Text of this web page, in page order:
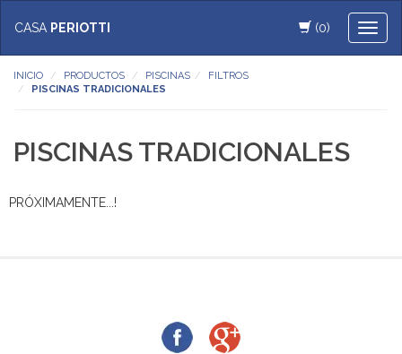
CASA PERIOTTI (0)
INICIO PRODUCTOS PISCINAS
FILTROS
PISCINAS TRADICIONALES
PISCINAS TRADICIONALES
PRÓXIMAMENTE...!